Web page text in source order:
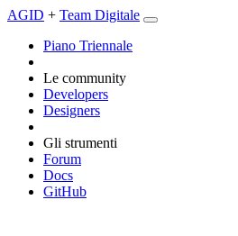
AGID + Team Digitale
Piano Triennale
Le community
Developers
Designers
Gli strumenti
Forum
Docs
GitHub